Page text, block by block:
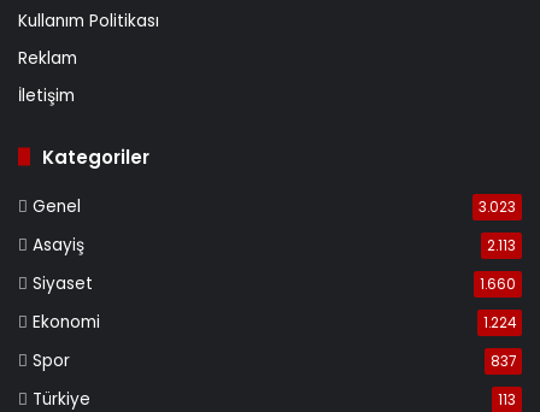
Kullanım Politikası
Reklam
İletişim
Kategoriler
Genel 3.023
Asayiş 2.113
Siyaset 1.660
Ekonomi 1.224
Spor 837
Türkiye 113